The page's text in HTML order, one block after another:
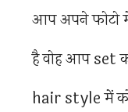
आप अपने फोटो
है वोह आप set
hair style में